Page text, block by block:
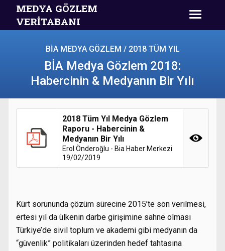
MEDYA GÖZLEM
VERİTABANI
BİA MEDYA GÖZLEM / 2018 TÜM YIL
BİA Medya Gözlem 2018:
Habercinin & Medyanın Bir Yılı
2018 Tüm Yıl Medya Gözlem
Raporu - Habercinin &
Medyanın Bir Yılı
Erol Önderoğlu - Bia Haber Merkezi
19/02/2019
Kürt sorununda çözüm sürecine 2015’te son verilmesi,
ertesi yıl da ülkenin darbe girişimine sahne olması
Türkiye’de sivil toplum ve akademi gibi medyanın da
“güvenlik” politikaları üzerinden hedef tahtasına